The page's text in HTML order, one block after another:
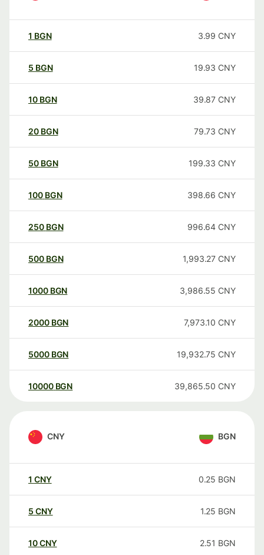
1 BGN 3.99 CNY
5 BGN 19.93 CNY
10 BGN 39.87 CNY
20 BGN 79.73 CNY
50 BGN 199.33 CNY
100 BGN 398.66 CNY
250 BGN 996.64 CNY
500 BGN 1,993.27 CNY
1000 BGN 3,986.55 CNY
2000 BGN 7,973.10 CNY
5000 BGN 19,932.75 CNY
10000 BGN 39,865.50 CNY
CNY BGN
1 CNY 0.25 BGN
5 CNY 1.25 BGN
10CNY 2.51 BGN